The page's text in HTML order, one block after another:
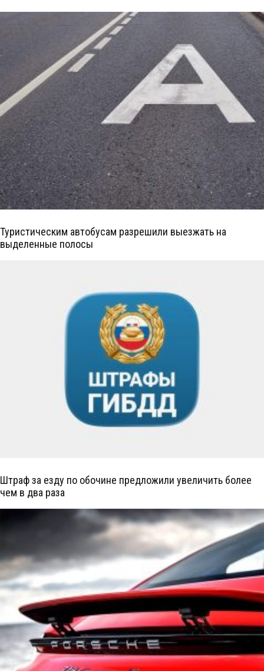
Туристическим автобусам разрешили выезжать на
выделенные полосы
Штраф за езду по обочине предложили увеличить более
чем в два раза